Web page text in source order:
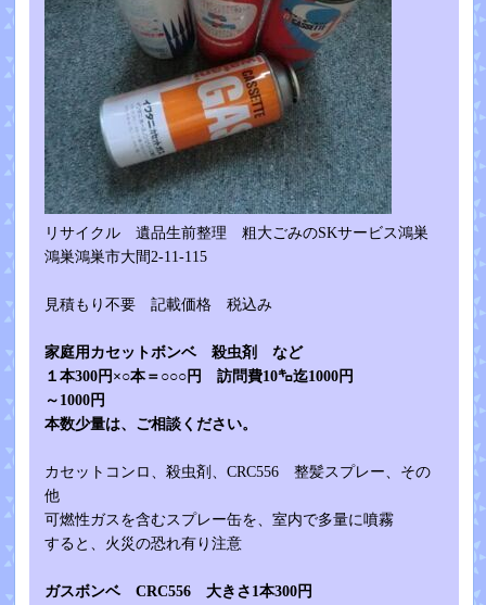
リサイクル 遺品生前整理 粗大ごみのSKサービス鴻巣
鴻巣鴻巣市大間2-11-115
見積もり不要 記載価格 税込み
家庭用カセットボンベ 殺虫剤 など
１本300円×○本＝○○○円 訪問費10㌔迄1000円
～1000円
本数少量は、ご相談ください。
カセットコンロ、殺虫剤、CRC556 整髪スプレー、その
他
可燃性ガスを含むスプレー缶を、室内で多量に噴霧
すると、火災の恐れ有り注意
ガスボンベ CRC556 大きさ1本300円